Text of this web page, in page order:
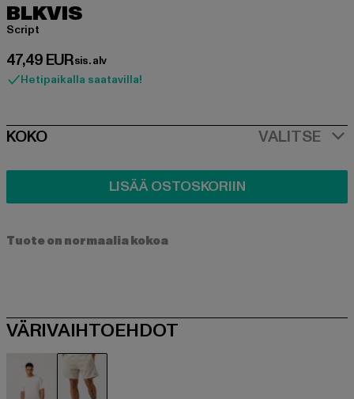
BLKVIS
Script
47,49 EUR
Ajankohtainen hinta: 47,49 EUR
sis. alv
Hetipaikalla saatavilla!
SIZE
KOKO VALITSE
LISÄÄ OSTOSKORIIN
Tuote on normaalia kokoa
VÄRIVAIHTOEHDOT